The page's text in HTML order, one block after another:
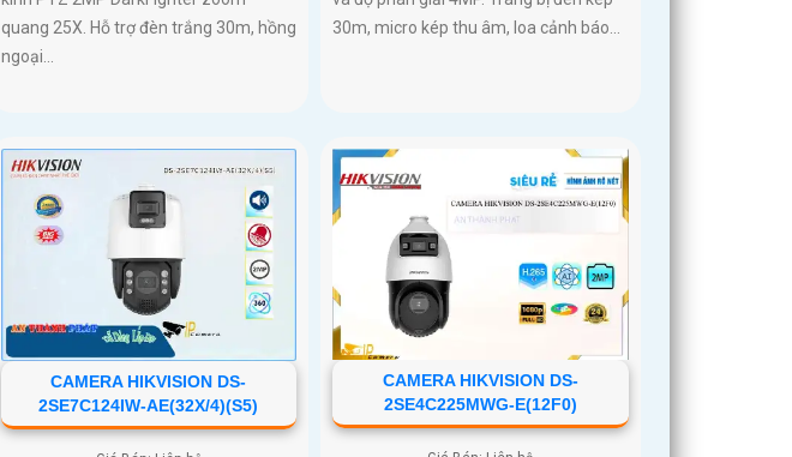
quang 25X. Hỗ trợ đèn trắng 30m, hồng
ngoại...
30m, micro kép thu âm, loa cảnh báo...
CAMERA HIKVISION DS-
2SE7C124IW-AE(32X/4)(S5)
CAMERA HIKVISION DS-
2SE4C225MWG-E(12F0)